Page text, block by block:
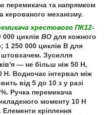
перемикача та напрямком
керованого механізму.
хрестового ПК12-
циклів ВО для кожного
1 250 000 циклів В для
Зусилля
— не більш ніж 50 Н,
Н. Водночас інтервал між
від 5 до 10 з у разі
Ручка перемикача
моменту 10 Н
кріплення